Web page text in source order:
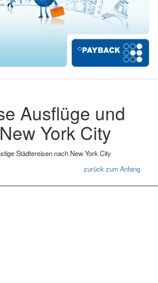
Ausflüge und
York City
Städtereisen nach New York City
zurück zum Anfang